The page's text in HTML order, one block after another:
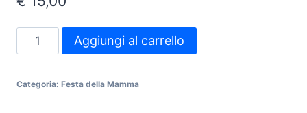
Festa
della
Idea-
Aggiungi al carrello
Categoria: Festa della Mamma